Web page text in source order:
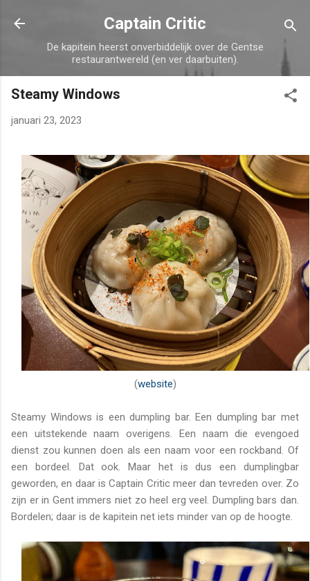
Doorgaan naar hoofdcontent
Captain Critic
De kapitein heerst onverbiddelijk over de Gentse
restaurantwereld (en ver daarbuiten).
Steamy Windows
januari 23, 2023
(website)
Steamy Windows is een dumpling bar. Een dumpling bar met
een uitstekende naam overigens. Een naam die evengoed
dienst zou kunnen doen als een naam voor een rockband. Of
een bordeel. Dat ook. Maar het is dus een dumplingbar
geworden, en daar is Captain Critic meer dan tevreden over. Zo
zijn er in Gent immers niet zo heel erg veel. Dumpling bars dan.
Bordelen; daar is de kapitein net iets minder van op de hoogte.